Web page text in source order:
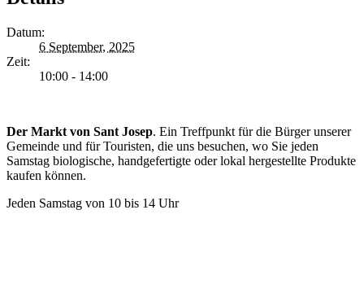
Datum:
6 September, 2025
Zeit:
10:00 - 14:00
Der Markt von Sant Josep. Ein Treffpunkt für die Bürger unserer
Gemeinde und für Touristen, die uns besuchen, wo Sie jeden
Samstag biologische, handgefertigte oder lokal hergestellte Produkte
kaufen können.
Jeden Samstag von 10 bis 14 Uhr